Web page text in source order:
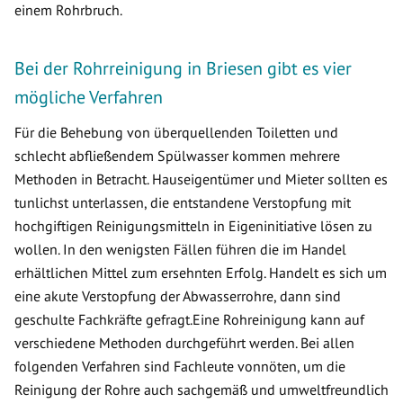
einem Rohrbruch.
Bei der Rohrreinigung in Briesen gibt es vier
mögliche Verfahren
Für die Behebung von überquellenden Toiletten und
schlecht abfließendem Spülwasser kommen mehrere
Methoden in Betracht. Hauseigentümer und Mieter sollten es
tunlichst unterlassen, die entstandene Verstopfung mit
hochgiftigen Reinigungsmitteln in Eigeninitiative lösen zu
wollen. In den wenigsten Fällen führen die im Handel
erhältlichen Mittel zum ersehnten Erfolg. Handelt es sich um
eine akute Verstopfung der Abwasserrohre, dann sind
geschulte Fachkräfte gefragt.Eine Rohreinigung kann auf
verschiedene Methoden durchgeführt werden. Bei allen
folgenden Verfahren sind Fachleute vonnöten, um die
Reinigung der Rohre auch sachgemäß und umweltfreundlich